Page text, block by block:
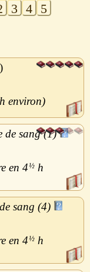
3 4 5
h
de sang (1)
4½ h
sang (4)
4½ h